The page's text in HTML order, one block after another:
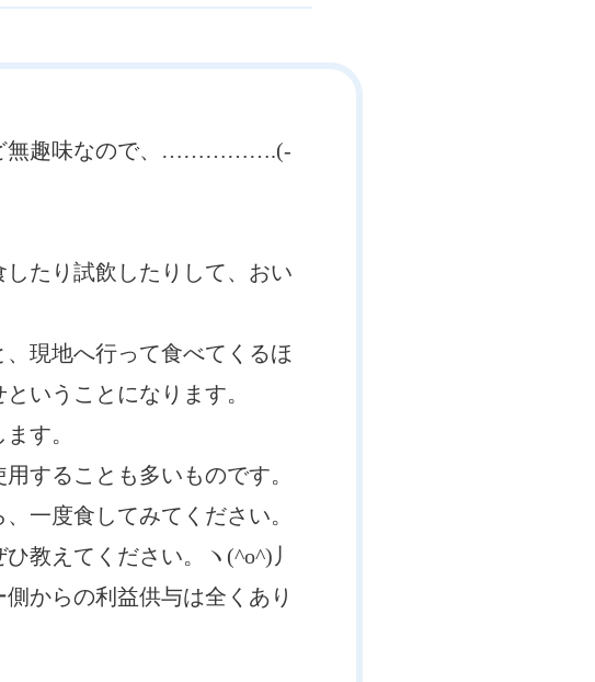
ど無趣味なので、…………….(-
たり試飲したりして、おい
現地へ行って食べてくるほ
いうことになります。
す。
することも多いものです。
一度食してみてください。
教えてください。ヽ(^o^)丿
からの利益供与は全くあり